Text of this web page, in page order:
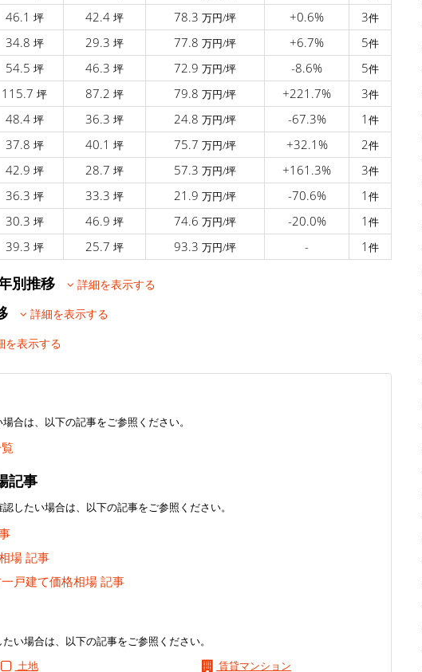
46.1 坪 42.4 坪 78.3 万円/坪 +0.6% 3件
34.8 坪 29.3 坪 77.8 万円/坪 +6.7% 5件
54.5 坪 46.3 坪 72.9 万円/坪 -8.6% 5件
115.7 坪 87.2 坪 79.8 万円/坪 +221.7% 3件
48.4 坪 36.3 坪 24.8 万円/坪 -67.3% 1 件
37.8 坪 40.1 坪 75.7 万円/坪 +32.1% 2件
42.9 坪 28.7 坪 57.3 万円/坪 +161.3% 3件
36.3 坪 33.3 坪 21.9 万円/坪 -70.6% 1 件
30.3 坪 46.9 坪 74.6 万円/坪 -20.0% 1 件
39.3 坪 25.7 坪 93.3 万円/坪 - 1 件
年別推移 詳細を表示する
移 詳細を表示する
を表示する
合は、以下の記事をご参照ください。
記事
したい場合は、以下の記事をご参照ください。
場 記事
戸建て価格相場 記事
い場合は、以下の記事をご参照ください。
土地 賃貸マンション